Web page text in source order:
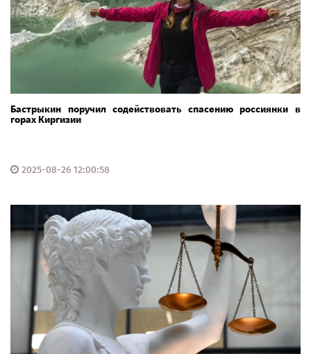
Бастрыкин поручил содействовать спасению россиянки в
горах Киргизии
2025-08-26 12:00:58